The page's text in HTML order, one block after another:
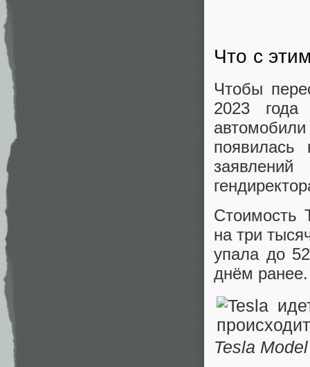
Что с
Чтобы
2023
Стоимость
на три
упала до
днём ранее.
Tesla